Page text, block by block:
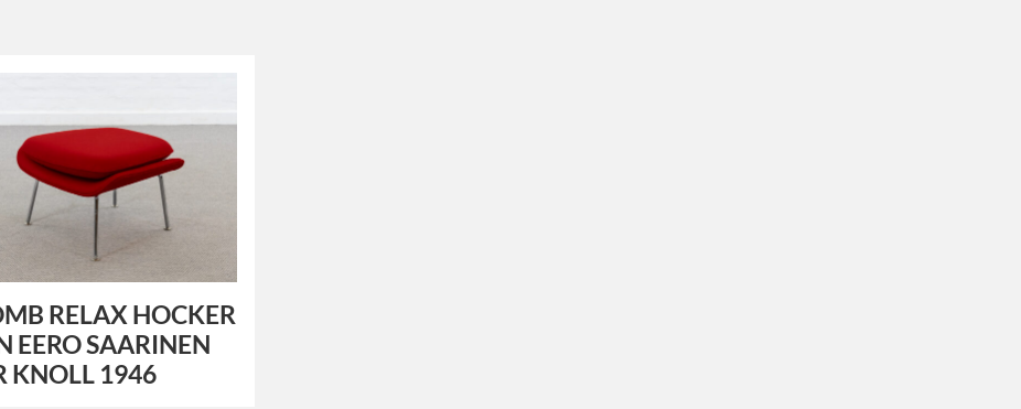
RELAX HOCKER
EERO SAARINEN
KNOLL 1946